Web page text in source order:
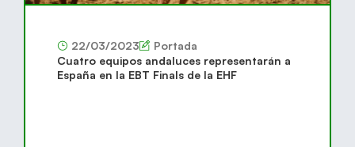
22/03/2023
Portada
Cuatro equipos andaluces representarán a
España en la EBT Finals de la EHF